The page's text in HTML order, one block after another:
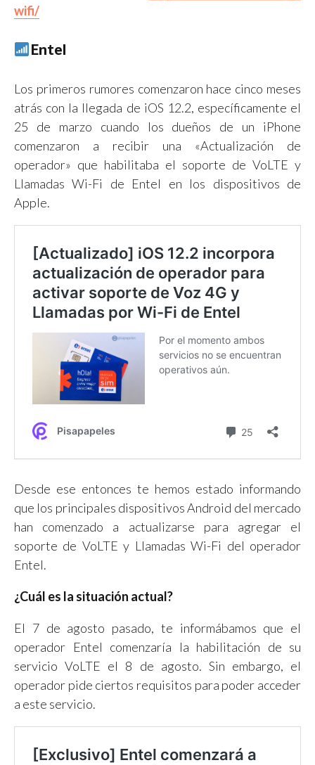
wifi/
Entel
Los primeros rumores comenzaron hace cinco meses
atrás con la llegada de iOS 12.2, específicamente el
25 de marzo cuando los dueños de un iPhone
comenzaron a recibir una «Actualización de
operador» que habilitaba el soporte de VoLTE y
Llamadas Wi-Fi de Entel en los dispositivos de
Apple.
Desde ese entonces te hemos estado informando
que los principales dispositivos Android del mercado
han comenzado a actualizarse para agregar el
soporte de VoLTE y Llamadas Wi-Fi del operador
Entel.
¿Cuál es la situación actual?
El 7 de agosto pasado, te informábamos que el
operador Entel comenzaría la habilitación de su
servicio VoLTE el 8 de agosto. Sin embargo, el
operador pide ciertos requisitos para poder acceder
a este servicio.